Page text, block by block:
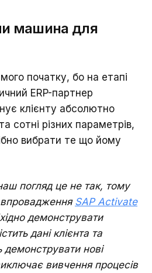
машина для
початку, бо на етапі
ERP-партнер
клієнту абсолютно
сотні різних параметрів,
вибрати те що йому
погляд це не так, тому
впровадження SAP Activate
демонструвати
дані клієнта та
нові
вивчення процесів